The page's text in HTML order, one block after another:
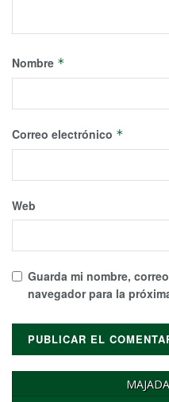
Nombre *
Correo electrónico *
Web
Guarda mi nombre,
navegador para la